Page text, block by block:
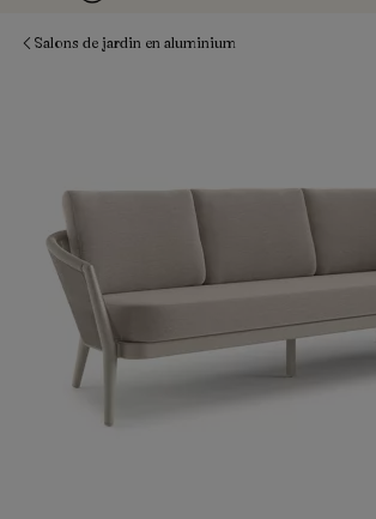
Salons de jardin en aluminium